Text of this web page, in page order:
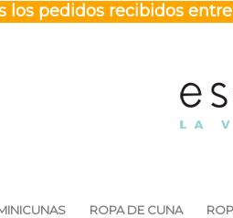
los pedidos recibidos
ROPA DE CUNA